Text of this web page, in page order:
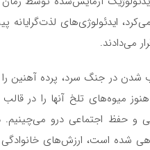
ایدئولوژی‌های
می‌دادند.
شدن در جنگ سرد، پرده آهنین
میوه‌های تلخ آنها را در
و حفظ اجتماعی درو
شده است، ارزش‌های